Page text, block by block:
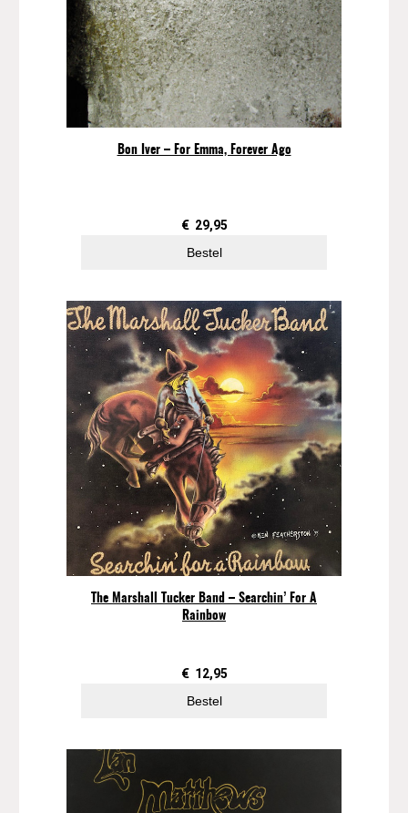
Bon Iver – For Emma, Forever Ago
€ 29,95
Bestel
The Marshall Tucker Band – Searchin’ For A
Rainbow
€ 12,95
Bestel